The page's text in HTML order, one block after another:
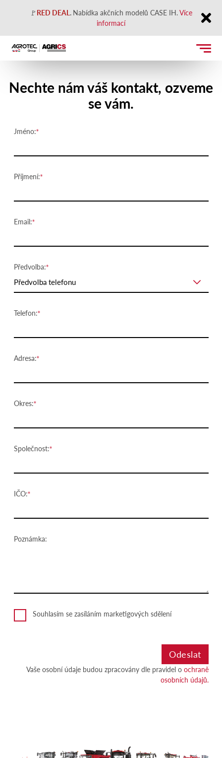
🚩RED DEAL. Nabídka akčních modelů CASE IH.Více
informací
Close
Nechte nám váš kontakt, ozveme
se vám.
Jméno:
Příjmení:
Email:
Předvolba:
Předvolba telefonu
Telefon:
Adresa:
Okres:
Společnost:
IČO:
Poznámka:
Souhlasím se zasíláním marketigových sdělení
Vaše osobní údaje budou zpracovány dle pravidel o ochraně
osobních údajů.